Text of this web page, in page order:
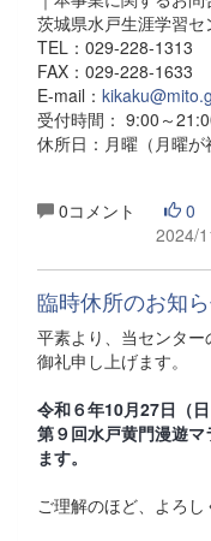
茨城県水戸生涯学習
TEL：029-228-1313
FAX：029-228-1633
E-mail：
受付時間： 9:00～
休所日：月曜（月曜が
0コメント
0
2024/
臨時休所のお知
平素より、当センター
御礼申し上げます。
令和６年10月27日（
第９回水戸黄門漫遊
ます。
ご理解のほど、よろし